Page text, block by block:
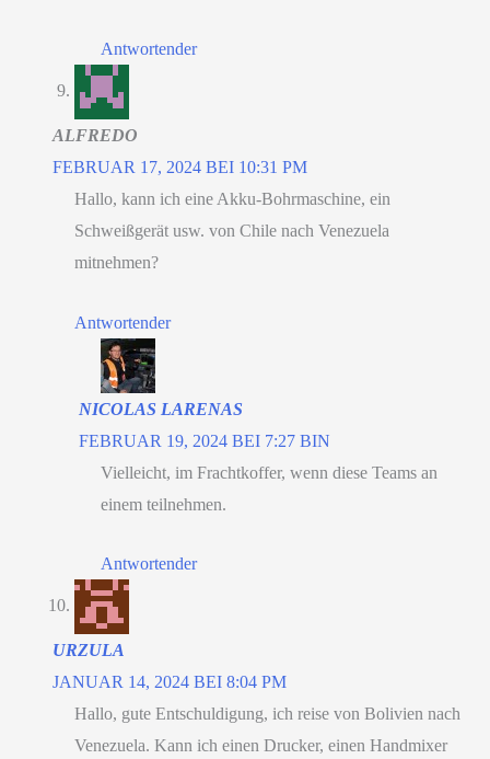
Antwortender
ALFREDO
FEBRUAR 17, 2024 BEI 10:31 PM
Hallo, kann ich eine Akku-Bohrmaschine, ein
Schweißgerät usw. von Chile nach Venezuela
mitnehmen?
Antwortender
NICOLAS LARENAS
FEBRUAR 19, 2024 BEI 7:27 BIN
Vielleicht, im Frachtkoffer, wenn diese Teams an
einem teilnehmen.
Antwortender
URZULA
JANUAR 14, 2024 BEI 8:04 PM
Hallo, gute Entschuldigung, ich reise von Bolivien nach
Venezuela. Kann ich einen Drucker, einen Handmixer